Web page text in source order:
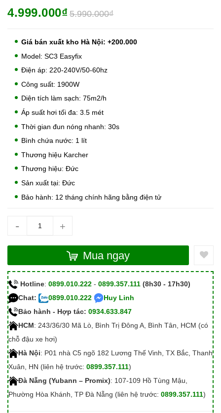
4.999.000₫ 5.990.000₫
Giá bán xuất kho Hà Nội: +200.000
Model: SC3 Easyfix
Điện áp: 220-240V/50-60hz
Công suất: 1900W
Diện tích làm sạch: 75m2/h
Áp suất hơi tối đa: 3.5 mét
Thời gian đun nóng nhanh: 30s
Bình chứa nước: 1 lít
Thương hiệu Karcher
Thương hiệu: Đức
Sản xuất tại: Đức
Bảo hành: 12 tháng chính hãng bằng điện tử
- +
Mua ngay
Hotline: 0899.010.222 - 0899.357.111 (8h30 - 17h30)
Chat:
0899.010.222
Huy Linh
Bảo hành - Hợp tác: 0934.633.847
HCM: 243/36/30 Mã Lò, Bình Trị Đông A, Bình Tân, HCM (có
chỗ đậu xe hơi)
Hà Nội: P01 nhà C5 ngõ 182 Lương Thế Vinh, TX Bắc, Thanh
Xuân, HN (liên hệ trước: 0899.357.111)
Đà Nẵng (Yubann – Promix): 107-109 Hồ Tùng Mậu,
Phường Hòa Khánh, TP Đà Nẵng (liên hệ trước: 0899.357.111)